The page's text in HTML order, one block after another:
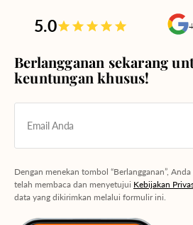
5.0
Berlangganan sekarang
keuntungan khusus!
Email Anda
Dengan menekan tombol “Berlangganan”,
telah membaca dan menyetujui Kebijakan
data yang dikirimkan melalui formulir ini.